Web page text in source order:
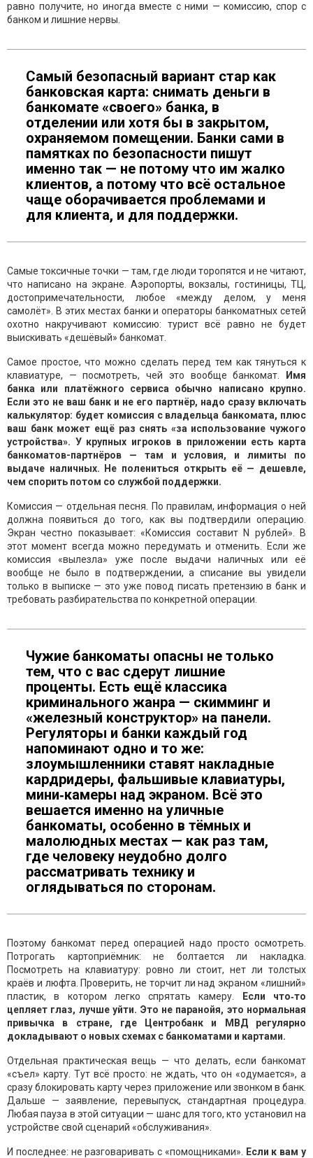
равно получите, но иногда вместе с ними — комиссию, спор с
банком и лишние нервы.
Самый безопасный вариант стар как
банковская карта: снимать деньги в
банкомате «своего» банка, в
отделении или хотя бы в закрытом,
охраняемом помещении. Банки сами в
памятках по безопасности пишут
именно так — не потому что им жалко
клиентов, а потому что всё остальное
чаще оборачивается проблемами и
для клиента, и для поддержки.
Самые токсичные точки — там, где люди торопятся и не читают,
что написано на экране. Аэропорты, вокзалы, гостиницы, ТЦ,
достопримечательности, любое «между делом, у меня
самолёт». В этих местах банки и операторы банкоматных сетей
охотно накручивают комиссию: турист всё равно не будет
выискивать «дешёвый» банкомат.
Самое простое, что можно сделать перед тем как тянуться к
клавиатуре, — посмотреть, чей это вообще банкомат.
Имя
банка или платёжного сервиса обычно написано крупно.
Если это не ваш банк и не его партнёр, надо сразу включать
калькулятор: будет комиссия с владельца банкомата, плюс
ваш банк может ещё раз снять «за использование чужого
устройства». У крупных игроков в приложении есть карта
банкоматов-партнёров — там и условия, и лимиты по
выдаче наличных. Не полениться открыть её — дешевле,
чем спорить потом со службой поддержки.
Комиссия — отдельная песня. По правилам, информация о ней
должна появиться до того, как вы подтвердили операцию.
Экран честно показывает: «Комиссия составит N рублей». В
этот момент всегда можно передумать и отменить. Если же
комиссия «вылезла» уже после выдачи наличных или её
вообще не было в подтверждении, а списание вы увидели
только в выписке — это уже повод писать претензию в банк и
требовать разбирательства по конкретной операции.
Чужие банкоматы опасны не только
тем, что с вас сдерут лишние
проценты. Есть ещё классика
криминального жанра — скимминг и
«железный конструктор» на панели.
Регуляторы и банки каждый год
напоминают одно и то же:
злоумышленники ставят накладные
кардридеры, фальшивые клавиатуры,
мини‑камеры над экраном. Всё это
вешается именно на уличные
банкоматы, особенно в тёмных и
малолюдных местах — как раз там,
где человеку неудобно долго
рассматривать технику и
оглядываться по сторонам.
Поэтому банкомат перед операцией надо просто осмотреть.
Потрогать картоприёмник: не болтается ли накладка.
Посмотреть на клавиатуру: ровно ли стоит, нет ли толстых
краёв и люфта. Проверить, не торчит ли над экраном «лишний»
пластик, в котором легко спрятать камеру.
Если что‑то
цепляет глаз, лучше уйти. Это не паранойя, это нормальная
привычка в стране, где Центробанк и МВД регулярно
докладывают о новых схемах с банкоматами и картами.
Отдельная практическая вещь — что делать, если банкомат
«съел» карту. Тут всё просто: не ждать, что он «одумается», а
сразу блокировать карту через приложение или звонком в банк.
Дальше — заявление, перевыпуск, стандартная процедура.
Любая пауза в этой ситуации — шанс для того, кто установил на
устройстве свой сценарий «обслуживания».
И последнее: не разговаривать с «помощниками».
Если к вам у